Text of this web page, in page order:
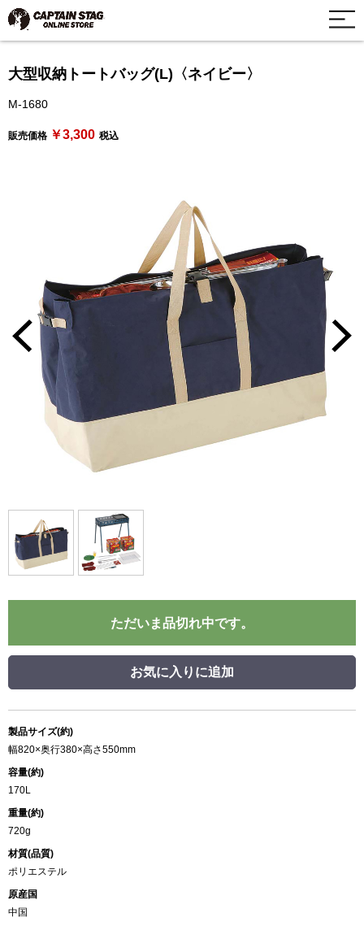
大型収納トートバッグ(L)〈ネイビー〉
M-1680
販売価格 ￥3,300 税込
ただいま品切れ中です。
お気に入りに追加
製品サイズ(約)
幅820×奥行380×高さ550mm
容量(約)
170L
重量(約)
720g
材質(品質)
ポリエステル
原産国
中国